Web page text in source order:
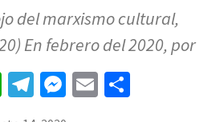
del marxismo cultural,
En febrero del 2020, por
WhatsApp
Telegram
Messenger
Email